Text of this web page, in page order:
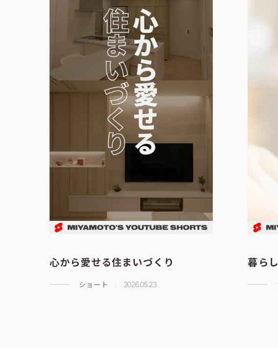
心から愛せる住まいづくり
ショート 2026.05.23
暮ら